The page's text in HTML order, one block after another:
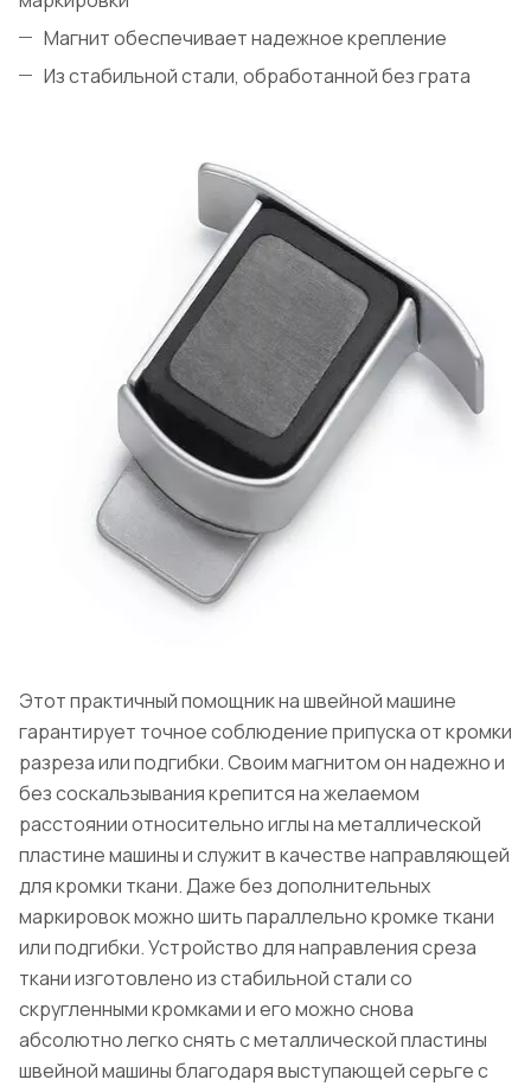
Магнит обеспечивает надежное крепление
Из стабильной стали, обработанной без грата
Этот практичный помощник на швейной машине
гарантирует точное соблюдение припуска от кромки
разреза или подгибки. Своим магнитом он надежно и
без соскальзывания крепится на желаемом
расстоянии относительно иглы на металлической
пластине машины и служит в качестве направляющей
для кромки ткани. Даже без дополнительных
маркировок можно шить параллельно кромке ткани
или подгибки. Устройство для направления среза
ткани изготовлено из стабильной стали со
скругленными кромками и его можно снова
абсолютно легко снять с металлической пластины
швейной машины благодаря выступающей серьге с